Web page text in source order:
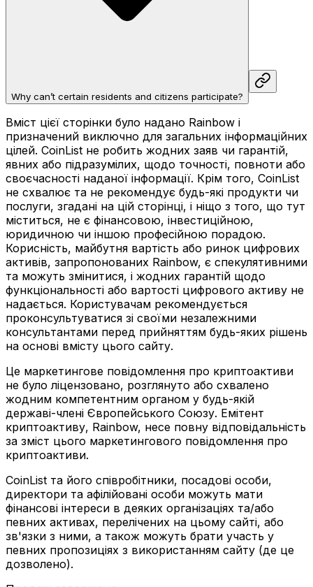
Why can’t certain residents and citizens participate?
Вміст цієї сторінки було надано Rainbow і
призначений виключно для загальних інформаційних
цілей. CoinList не робить жодних заяв чи гарантій,
явних або підразумілих, щодо точності, повноти або
своєчасності наданої інформації. Крім того, CoinList
не схвалює та не рекомендує будь-які продукти чи
послуги, згадані на цій сторінці, і ніщо з того, що тут
міститься, не є фінансовою, інвестиційною,
юридичною чи іншою професійною порадою.
Корисність, майбутня вартість або ринок цифрових
активів, запропонованих Rainbow, є спекулятивними
та можуть змінитися, і жодних гарантій щодо
функціональності або вартості цифрового активу не
надається. Користувачам рекомендується
проконсультуватися зі своїми незалежними
консультантами перед прийняттям будь-яких рішень
на основі вмісту цього сайту.
Це маркетингове повідомлення про криптоактиви
не було ліцензовано, розглянуто або схвалено
жодним компетентним органом у будь-якій
державі-члені Європейського Союзу. Емітент
криптоактиву, Rainbow, несе повну відповідальність
за зміст цього маркетингового повідомлення про
криптоактиви.
CoinList та його співробітники, посадові особи,
директори та афілійовані особи можуть мати
фінансові інтереси в деяких організаціях та/або
певних активах, перелічених на цьому сайті, або
зв'язки з ними, а також можуть брати участь у
певних пропозиціях з використанням сайту (де це
дозволено).